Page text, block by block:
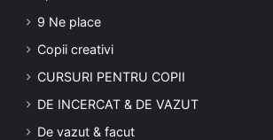
9 Ne place
Copii creativi
CURSURI PENTRU COPII
DE INCERCAT & DE VAZUT
De vazut & facut